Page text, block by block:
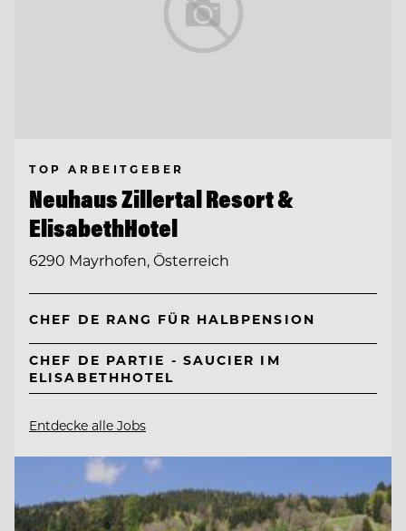
TOP ARBEITGEBER
Neuhaus Zillertal Resort &
ElisabethHotel
6290 Mayrhofen, Österreich
CHEF DE RANG FÜR HALBPENSION
CHEF DE PARTIE - SAUCIER IM
ELISABETHHOTEL
Entdecke alle Jobs